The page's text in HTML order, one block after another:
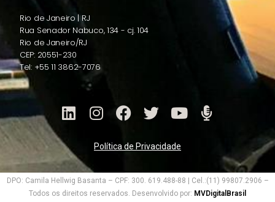
Rio de Janeiro | RJ
Rua Senador Nabuco, 134 - cj. 104
Rio de Janeiro/RJ
CEP: 20551-230
Tel: +55 11 3862-7076
Política de Privacidade
DPO: Camila Hellwig Basanta – CPF: 300. 619.488-88 | Cel.:(11) 99807.2906 –
Todos os direitos reservados. Desenvolvido por: MVDigitalBrasil